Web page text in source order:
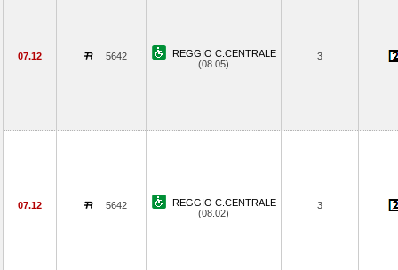
07.12 5642
REGGIO C.CENTRALE
(08.05)
3
07.12 5642
REGGIO C.CENTRALE
(08.02)
3